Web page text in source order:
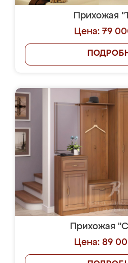
Прихожая
Цена: 79
Прихожая
Цена: 89